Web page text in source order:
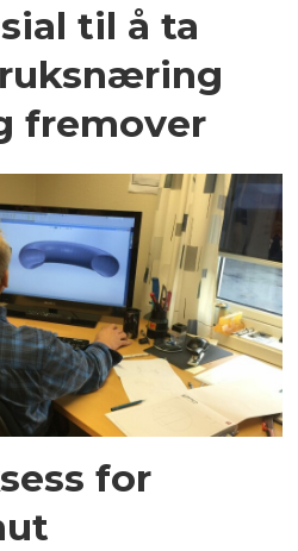
til å ta
fremover
for